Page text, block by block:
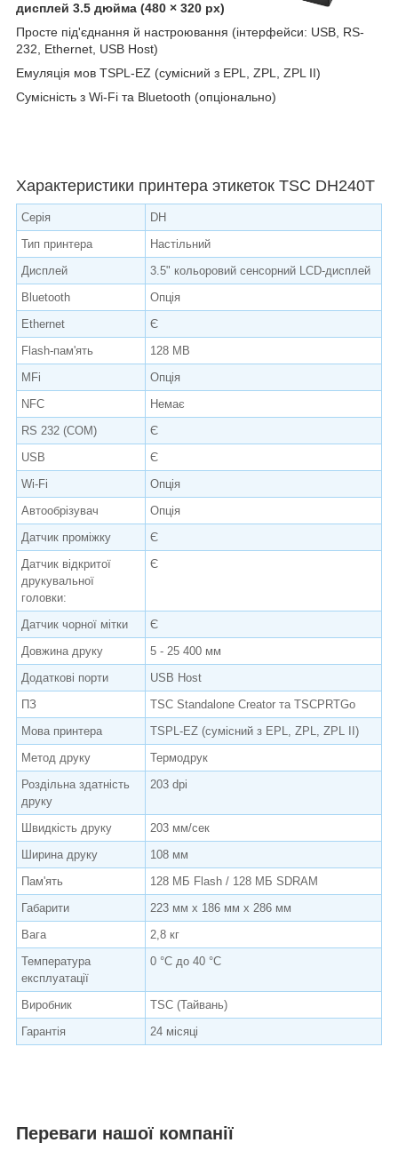
дисплей 3.5 дюйма (480 × 320 px)
Просте під'єднання й настроювання (інтерфейси: USB, RS-
232, Ethernet, USB Host)
Емуляція мов TSPL-EZ (сумісний з EPL, ZPL, ZPL II)
Сумісність з Wi-Fi та Bluetooth (опціонально)
Характеристики принтера этикеток TSC DH240T
Серія
DH
Тип принтера
Настільний
Дисплей
3.5" кольоровий сенсорний LCD-дисплей
Bluetooth
Опція
Ethernet
Є
Flash-пам'ять
128 МB
MFi
Опція
NFC
Немає
RS 232 (COM)
Є
USB
Є
Wi-Fi
Опція
Автообрізувач
Опція
Датчик проміжку
Є
Датчик відкритої
друкувальної
головки:
Є
Датчик чорної мітки
Є
Довжина друку
5 - 25 400 мм
Додаткові порти
USB Host
ПЗ
TSC Standalone Creator та TSCPRTGo
Мова принтера
TSPL-EZ (сумісний з EPL, ZPL, ZPL II)
Метод друку
Термодрук
Роздільна здатність
друку
203 dpi
Швидкість друку
203 мм/сек
Ширина друку
108 мм
Пам'ять
128 МБ Flash / 128 МБ SDRAM
Габарити
223 мм х 186 мм х 286 мм
Вага
2,8 кг
Температура
експлуатації
0 °C до 40 °C
Виробник
TSC (Тайвань)
Гарантія
24 місяці
Переваги нашої компанії